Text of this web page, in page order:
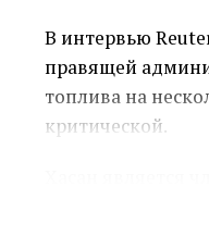
В интервью
правящей
топлива на
критической.
исламистской
Башара Асада 8